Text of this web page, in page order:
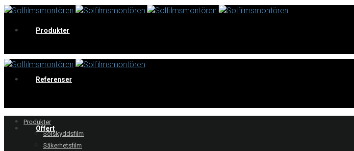
Produkter
Referenser
Offert
Produkter
Solskyddsfilm
Säkerhetsfilm